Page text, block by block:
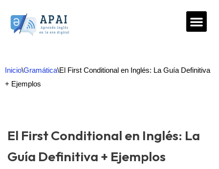
Saltar
Inicio\Gramática\El First Conditional en Inglés: La Guía Definitiva
+ Ejemplos
El First Conditional en Inglés: La
Guía Definitiva + Ejemplos